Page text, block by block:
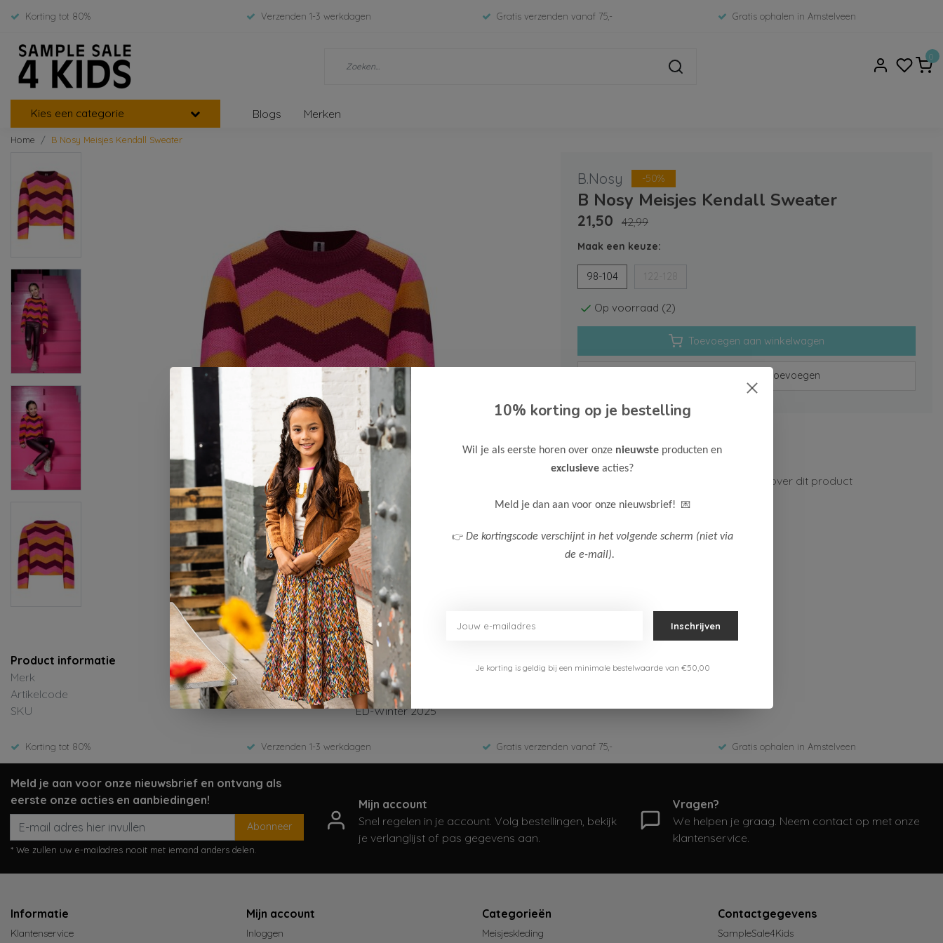
Korting tot 80% Verzenden 1-3 werkdagen Gratis verzenden vanaf 75,- Gratis ophalen in Amstelveen
0
Kies een categorie Blogs Merken
Home B Nosy Meisjes Kendall Sweater
B.Nosy -50%
B Nosy Meisjes Kendall Sweater
21,50 42,99
Maak een keuze:
98-104
Op voorraad (2)
Toevoegen aan winkelwagen
Aan verlanglijst toevoegen
Verzenden 1-3 werkdagen
Neem contact op over dit product
Product informatie
Merk
B.Nosy
Artikelcode
Y509-5331-222-Fig
SKU
ED-Winter 2025
Korting tot 80% Verzenden 1-3 werkdagen Gratis verzenden vanaf 75,- Gratis ophalen in Amstelveen
Meld je aan voor onze nieuwsbrief en ontvang als
eerste onze acties en aanbiedingen!
Abonneer
* We zullen uw e-mailadres nooit met iemand anders delen.
Mijn account
Snel regelen in je account. Volg bestellingen, bekijk
je verlanglijst of pas gegevens aan.
Vragen?
We helpen je graag. Neem contact op met onze
klantenservice.
Informatie
Klantenservice
Mijn account
Inloggen
Categorieën
Meisjeskleding
Contactgegevens
SampleSale4Kids
10% korting op je bestelling
Wil je als eerste horen over onze nieuwste producten en
exclusieve acties?
Meld je dan aan voor onze nieuwsbrief! 💌
👉 De kortingscode verschijnt in het volgende scherm (niet via
de e-mail).
Inschrijven
Je korting is geldig bij een minimale bestelwaarde van €50,00